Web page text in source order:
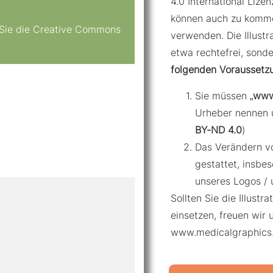
die Creative Commons
können auch zu
verwenden. Die
etwa rechtefrei,
folgenden
Sie müssen „
Urheber nennen
BY-ND 4.0)
Das Verändern
gestattet,
unseres Logos /
Sollten Sie die
einsetzen, freuen wir